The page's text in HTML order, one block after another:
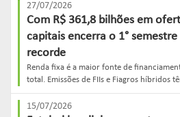
27/07/2026
Com R$ 361,8 bilhões em
capitais encerra o 1°
recorde
Renda fixa é a maior fonte de
total. Emissões de FIIs e Fiagros híbridos
15/07/2026